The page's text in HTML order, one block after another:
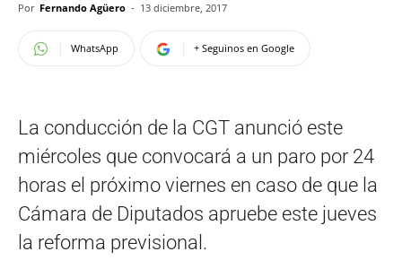
Por Fernando Agüero - 13 diciembre, 2017
WhatsApp + Seguinos en Google
La conducción de la CGT anunció este
miércoles que convocará a un paro por 24
horas el próximo viernes en caso de que la
Cámara de Diputados apruebe este jueves
la reforma previsional.